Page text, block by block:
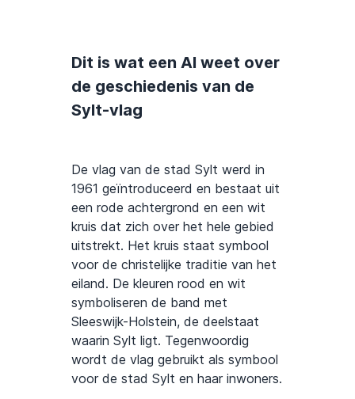
Dit is wat een AI weet over
de geschiedenis van de
Sylt-vlag
De vlag van de stad Sylt werd in
1961 geïntroduceerd en bestaat uit
een rode achtergrond en een wit
kruis dat zich over het hele gebied
uitstrekt. Het kruis staat symbool
voor de christelijke traditie van het
eiland. De kleuren rood en wit
symboliseren de band met
Sleeswijk-Holstein, de deelstaat
waarin Sylt ligt. Tegenwoordig
wordt de vlag gebruikt als symbool
voor de stad Sylt en haar inwoners.